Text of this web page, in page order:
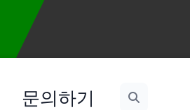
문의하기